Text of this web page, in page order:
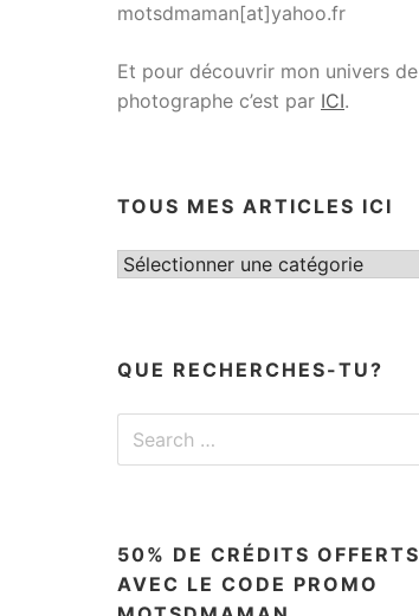
motsdmaman[at]yahoo.fr
Et pour découvrir mon univers de
photographe c’est par ICI.
TOUS MES ARTICLES ICI
Tous
QUE RECHERCHES-TU?
Search
50% DE CRÉDITS OFFERTS
AVEC LE CODE PROMO